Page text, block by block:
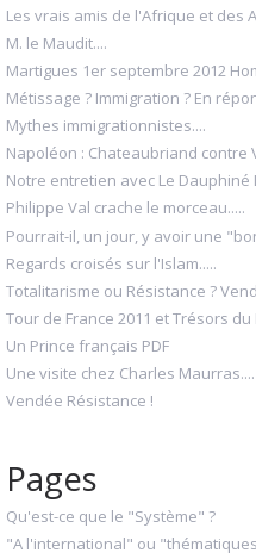
Les vrais amis de l'Afrique et des
M. le Maudit....
Martigues 1er septembre 2012
Métissage ? Immigration ? En
Mythes immigrationnistes....
Napoléon : Chateaubriand contre
Notre entretien avec Le
Philippe Val crache le morceau.....
Pourrait-il, un jour, y avoir une
Regards croisés sur l'Islam.....
Totalitarisme ou Résistance ?
Tour de France 2011 et Trésors
Un Prince français PDF
Une visite chez Charles Maurras....
Vendée Résistance !
Pages
Qu'est-ce que le "Système" ?
"A l'international" ou